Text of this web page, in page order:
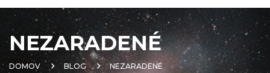
NEZARADENÉ
DOMOV BLOG NEZARADENÉ